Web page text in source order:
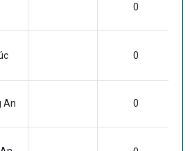
0
0
An 0